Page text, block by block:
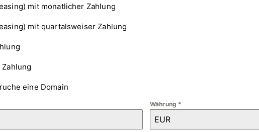
mit monatlicher Zahlung
mit quartalsweiser Zahlung
eine Domain
Währung *
EUR